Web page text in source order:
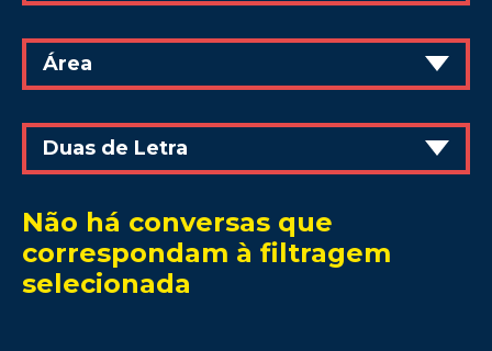
Área
Duas de Letra
Não há conversas que
correspondam à filtragem
selecionada